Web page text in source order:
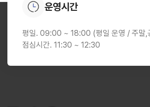
운영시간
평일. 09:00 ~ 18:00 (평일 운영 / 주말,
점심시간. 11:30 ~ 12:30